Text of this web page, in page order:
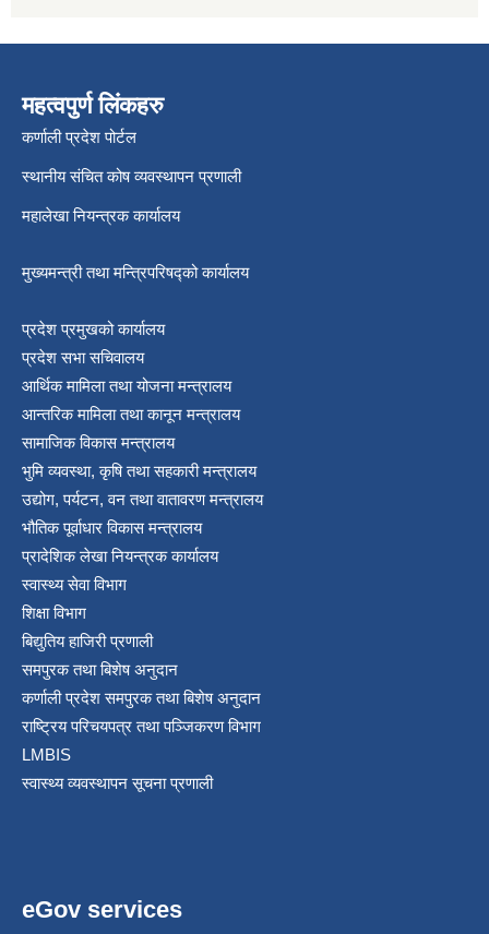
महत्वपुर्ण लिंकहरु
कर्णाली प्रदेश पोर्टल
स्थानीय संचित कोष व्यवस्थापन प्रणाली
महालेखा नियन्त्रक कार्यालय
मुख्यमन्त्री तथा मन्त्रिपरिषद्को कार्यालय
प्रदेश प्रमुखको कार्यालय
प्रदेश सभा सचिवालय
आर्थिक मामिला तथा योजना मन्त्रालय
आन्तरिक मामिला तथा कानून मन्त्रालय
सामाजिक विकास मन्त्रालय
भुमि व्यवस्था, कृषि तथा सहकारी मन्त्रालय
उद्योग, पर्यटन, वन तथा वातावरण मन्त्रालय
भौतिक पूर्वाधार विकास मन्त्रालय
प्रादेशिक लेखा नियन्त्रक कार्यालय
स्वास्थ्य सेवा विभाग
शिक्षा विभाग
बिद्युतिय हाजिरी प्रणाली
समपुरक तथा बिशेष अनुदान
कर्णाली प्रदेश समपुरक तथा बिशेष अनुदान
राष्ट्रिय परिचयपत्र तथा पञ्जिकरण विभाग
LMBIS
स्वास्थ्य व्यवस्थापन सूचना प्रणाली
eGov services